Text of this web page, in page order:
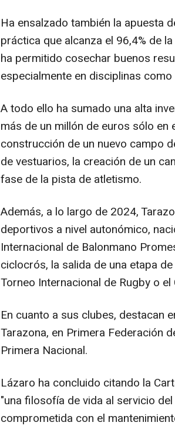
Ha ensalzado también la apuesta
práctica que alcanza el 96,4% de
ha permitido cosechar buenos
especialmente en disciplinas
A todo ello ha sumado una alta
más de un millón de euros sólo
construcción de un nuevo campo
de vestuarios, la creación de un
fase de la pista de atletismo.
Además, a lo largo de 2024,
deportivos a nivel autonómico,
Internacional de Balonmano
ciclocrós, la salida de una etapa
Torneo Internacional de Rugby o
En cuanto a sus clubes, destacan
Tarazona, en Primera Federación
Primera Nacional.
Lázaro ha concluido citando la
"una filosofía de vida al servicio
comprometida con el